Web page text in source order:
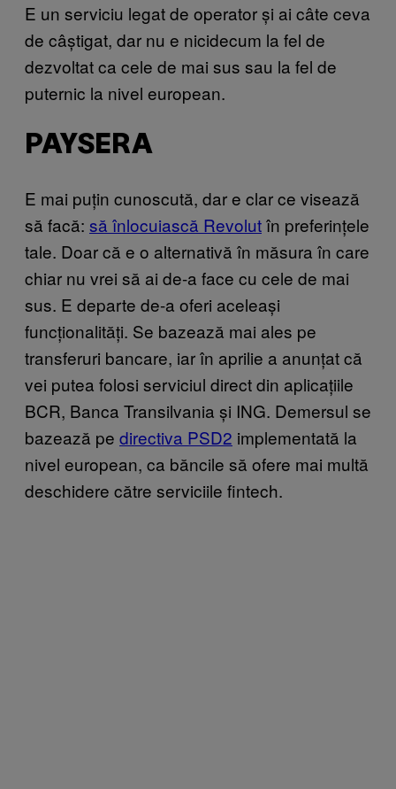
E un serviciu legat de operator și ai câte ceva
de câștigat, dar nu e nicidecum la fel de
dezvoltat ca cele de mai sus sau la fel de
puternic la nivel european.
PAYSERA
E mai puțin cunoscută, dar e clar ce visează
să facă: să înlocuiască Revolutîn preferințele
tale. Doar că e o alternativă în măsura în care
chiar nu vrei să ai de-a face cu cele de mai
sus. E departe de-a oferi aceleași
funcționalități. Se bazează mai ales pe
transferuri bancare, iar în aprilie a anunțat că
vei putea folosi serviciul direct din aplicațiile
BCR, Banca Transilvania și ING. Demersul se
bazează pe directiva PSD2 implementată la
nivel european, ca băncile să ofere mai multă
deschidere către serviciile fintech.